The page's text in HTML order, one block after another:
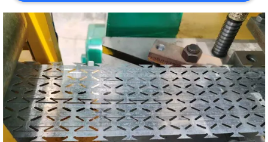
MAPPA
DEL
SITO
PRIVACY
POLICY